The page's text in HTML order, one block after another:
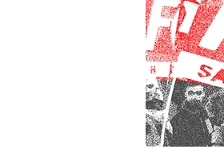
Urgence
du travail